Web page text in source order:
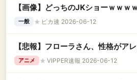
【画像】どっちのJKショーｗｗｗ
一般 ★ ピカ速 2026-06-12
【悲報】フローラさん、性格がア
アニメ ★ VIPPER速報 2026-06-12